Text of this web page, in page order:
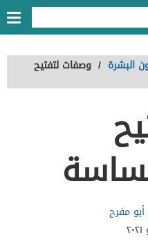
البشرة / وصفات لتفتيح
أبو مفرح